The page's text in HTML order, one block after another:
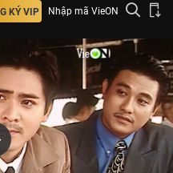
KÝ VIP Nhập mã VieON